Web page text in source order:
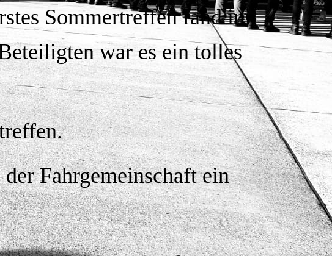
Sommertreffen fand im
war es ein tolles
Fahrgemeinschaft ein